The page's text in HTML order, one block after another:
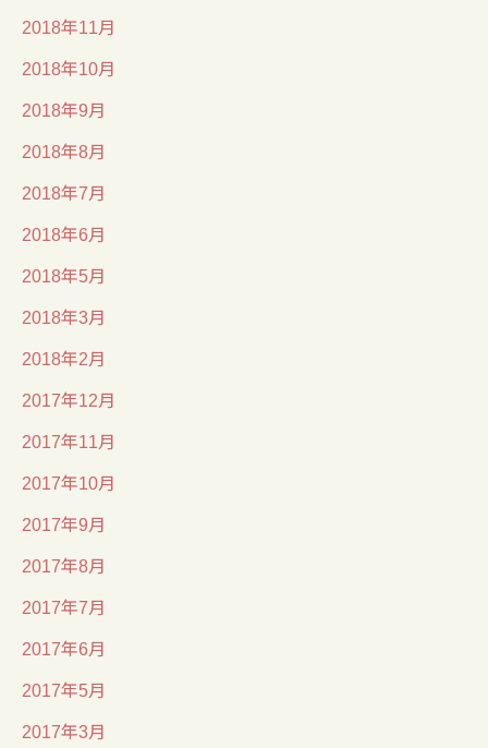
2018年11月
2018年10月
2018年9月
2018年8月
2018年7月
2018年6月
2018年5月
2018年3月
2018年2月
2017年12月
2017年11月
2017年10月
2017年9月
2017年8月
2017年7月
2017年6月
2017年5月
2017年3月